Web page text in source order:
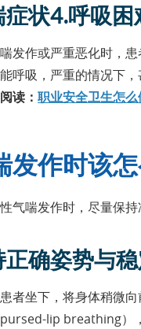
症状4.呼吸困
发作或严重恶化时，
呼吸，严重的情况下
读： 职业安全卫生怎
发作时该
气喘发作时，尽量保
正确姿势与
者坐下，将身体稍微
lip breathing）